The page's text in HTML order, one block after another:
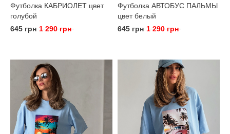
Футболка КАБРИОЛЕТ цвет
голубой
645 грн 1 290 грн
Футболка АВТОБУС ПАЛЬМЫ
цвет белый
645 грн 1 290 грн